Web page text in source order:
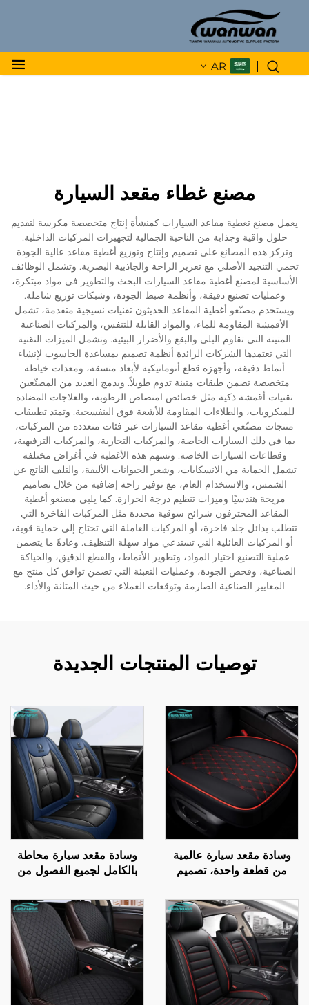
AR
مصنع غطاء مقعد السيارة
يعمل مصنع تغطية مقاعد السيارات كمنشأة إنتاج متخصصة مكرسة لتقديم
حلول واقية وجذابة من الناحية الجمالية لتجهيزات المركبات الداخلية.
وتركز هذه المصانع على تصميم وإنتاج وتوزيع أغطية مقاعد عالية الجودة
تحمي التنجيد الأصلي مع تعزيز الراحة والجاذبية البصرية. وتشمل الوظائف
الأساسية لمصنع أغطية مقاعد السيارات البحث والتطوير في مواد مبتكرة،
وعمليات تصنيع دقيقة، وأنظمة ضبط الجودة، وشبكات توزيع شاملة.
ويستخدم مصنّعو أغطية المقاعد الحديثون تقنيات نسيجية متقدمة، تشمل
الأقمشة المقاومة للماء، والمواد القابلة للتنفس، والمركبات الصناعية
المتينة التي تقاوم البلى والبقع والأضرار البيئية. وتشمل الميزات التقنية
التي تعتمدها الشركات الرائدة أنظمة تصميم بمساعدة الحاسوب لإنشاء
أنماط دقيقة، وأجهزة قطع أتوماتيكية لأبعاد متسقة، ومعدات خياطة
متخصصة تضمن طبقات متينة تدوم طويلاً. ويدمج العديد من المصنّعين
تقنيات أقمشة ذكية مثل خصائص امتصاص الرطوبة، والعلاجات المضادة
للميكروبات، والطلاءات المقاومة للأشعة فوق البنفسجية. وتمتد تطبيقات
منتجات مصنّعي أغطية مقاعد السيارات عبر فئات متعددة من المركبات،
بما في ذلك السيارات الخاصة، والمركبات التجارية، والمركبات الترفيهية،
وقطاعات السيارات الخاصة. وتسهم هذه الأغطية في أغراض مختلفة
تشمل الحماية من الانسكابات، وشعر الحيوانات الأليفة، والتلف الناتج عن
الشمس، والاستخدام العام، مع توفير راحة إضافية من خلال تصاميم
مريحة هندسيًا وميزات تنظيم درجة الحرارة. كما يلبي مصنعو أغطية
المقاعد المحترفون شرائح سوقية محددة مثل المركبات الفاخرة التي
تتطلب بدائل جلد فاخرة، أو المركبات العاملة التي تحتاج إلى حماية قوية،
أو المركبات العائلية التي تستدعي مواد سهلة التنظيف. وعادةً ما يتضمن
عملية التصنيع اختيار المواد، وتطوير الأنماط، والقطع الدقيق، والخياكة
الصناعية، وفحص الجودة، وعمليات التعبئة التي تضمن توافق كل منتج مع
المعايير الصناعية الصارمة وتوقعات العملاء من حيث المتانة والأداء.
توصيات المنتجات الجديدة
وسادة مقعد سيارة عالمية
من قطعة واحدة، تصميم
السنة الأربعة، ثلاث قطع
بدون ظهر المقعد، متوفرة
في أمازون للتجارة الدولية
وسادة مقعد سيارة محاطة
بالكامل لجميع الفصول من
البوليستري لمقاعد السيارات